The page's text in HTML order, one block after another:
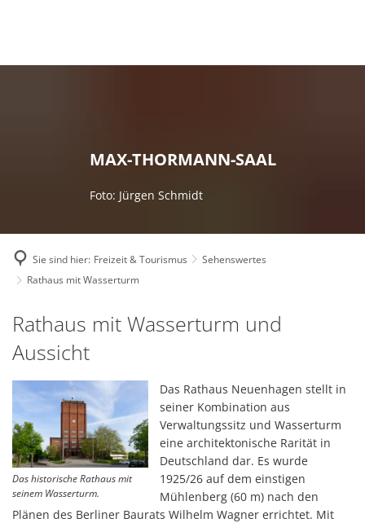
MAX-THORMANN-SAAL
Foto: Jürgen Schmidt
Sie sind hier: Freizeit & Tourismus
Sehenswertes
Rathaus mit Wasserturm
Rathaus
mit
Wasserturm
Rathaus mit Wasserturm und
Aussicht
Das historische Rathaus mit
seinem Wasserturm.
Das Rathaus Neuenhagen stellt in
seiner Kombination aus
Verwaltungssitz und Wasserturm
eine architektonische Rarität in
Deutschland dar. Es wurde
1925/26 auf dem einstigen
Mühlenberg (60 m) nach den
Plänen des Berliner Baurats Wilhelm Wagner errichtet. Mit